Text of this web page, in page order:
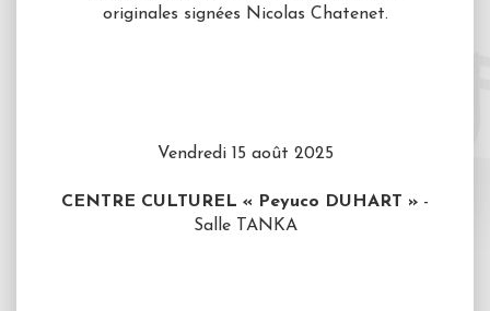
originales signées Nicolas Chatenet.
Vendredi 15 août 2025
CENTRE CULTUREL « Peyuco DUHART » -
Salle TANKA